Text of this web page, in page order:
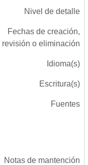
Nivel de detalle
Fechas de creación,
revisión o eliminación
Idioma(s)
Escritura(s)
Fuentes
Notas de mantención